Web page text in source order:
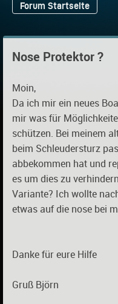
Forum Startseite
Nose Protektor ?
Moin,
Da ich mir ein neues
mir was für
schützen. Bei meinem
beim Schleudersturz
abbekommen hat und
es um dies zu
Variante? Ich wollte
etwas auf die nose bei
Danke für eure Hilfe
Gruß Björn